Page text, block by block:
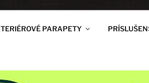
PARAPETY